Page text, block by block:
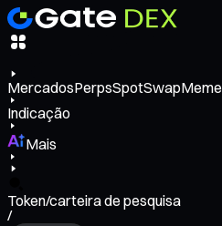
MercadosPerpsSpotSwapMeme
Indicação
Mais
Token/carteira de pesquisa
/